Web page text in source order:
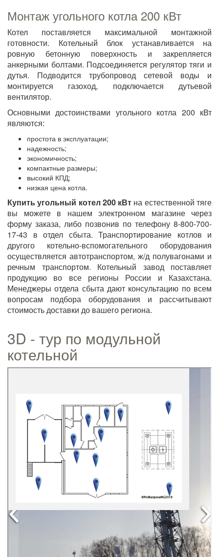
Монтаж угольного котла 200 кВт
Котел поставляется максимальной монтажной
готовности. Котельный блок устанавливается на
ровную бетонную поверхность и закрепляется
анкерными болтами. Подсоединяется регулятор тяги и
дутья. Подводится трубопровод сетевой воды и
монтируется газоход, подключается дутьевой
вентилятор.
Основными достоинствами угольного котла 200 кВт
являются:
простота в эксплуатации;
надежность;
экономичность;
компактные размеры;
высокий КПД;
низкая цена котла.
Купить угольный котел 200 кВт на естественной тяге
вы можете в нашем электронном магазине через
форму заказа, либо позвонив по телефону 8-800-700-
17-43 в отдел сбыта. Транспортирование котлов и
другого котельно-вспомогательного оборудования
осуществляется автотранспортом, ж/д полувагонами и
речным транспортом. Котельный завод поставляет
продукцию во все регионы России и Казахстана.
Менеджеры отдела сбыта дают консультацию по всем
вопросам подбора оборудования и рассчитывают
стоимость доставки до вашего региона.
3D - тур по модульной
котельной